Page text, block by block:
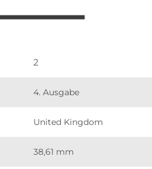
2
4. Ausgabe
United Kingdom
38,61 mm